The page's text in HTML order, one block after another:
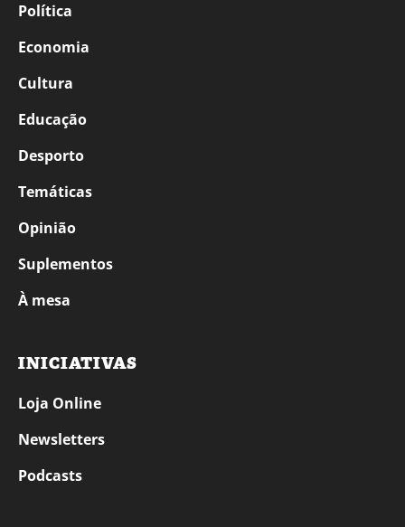
Política
Economia
Cultura
Educação
Desporto
Temáticas
Opinião
Suplementos
À mesa
INICIATIVAS
Loja Online
Newsletters
Podcasts